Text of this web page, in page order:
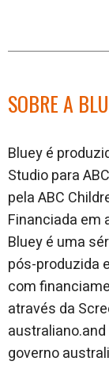
SOBRE A
Bluey é
Studio para
pela ABC
Financiada em
Bluey é uma
pós-produzida
com
através da
governo